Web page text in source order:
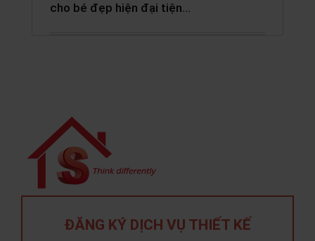
cho bé đẹp hiện đại tiện…
ĐĂNG KÝ DỊCH VỤ THIẾT KẾ